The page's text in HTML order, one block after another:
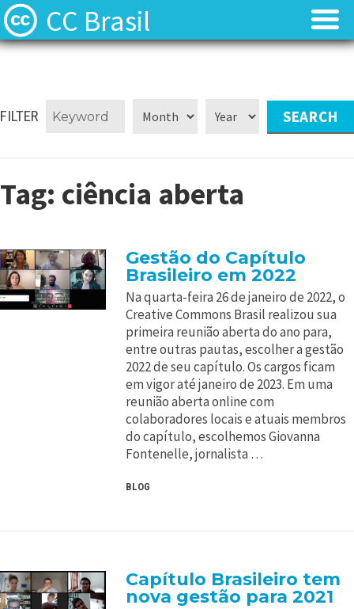
CC Brasil
Contato
Perguntas frequentes (FAQ)
Contato
Perguntas frequentes (FAQ)
FILTER
Tag: ciência aberta
Gestão do Capítulo
Brasileiro em 2022
Na quarta-feira 26 de janeiro de 2022, o
Creative Commons Brasil realizou sua
primeira reunião aberta do ano para,
entre outras pautas, escolher a gestão
2022 de seu capítulo. Os cargos ficam
em vigor até janeiro de 2023. Em uma
reunião aberta online com
colaboradores locais e atuais membros
do capítulo, escolhemos Giovanna
Fontenelle, jornalista …
BLOG
Capítulo Brasileiro tem
nova gestão para 2021